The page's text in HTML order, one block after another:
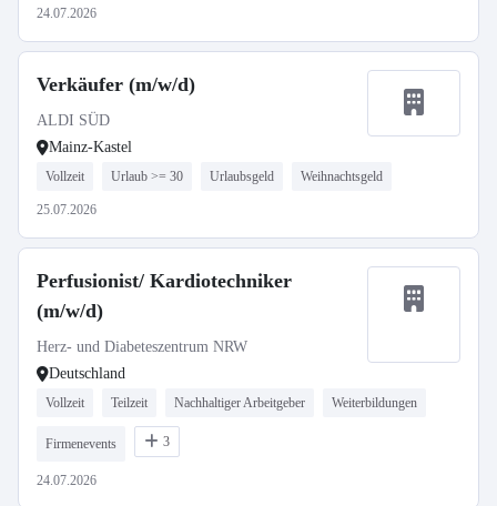
24.07.2026
Verkäufer (m/w/d)
ALDI SÜD
Mainz-Kastel
Vollzeit Urlaub >= 30 Urlaubsgeld Weihnachtsgeld
25.07.2026
Perfusionist/ Kardiotechniker
(m/w/d)
Herz- und Diabeteszentrum NRW
Deutschland
Vollzeit Teilzeit Nachhaltiger Arbeitgeber Weiterbildungen
Firmenevents 3
24.07.2026